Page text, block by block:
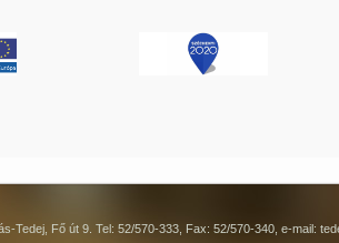
Tedej, Fő út 9. Tel: 52/570-333, Fax: 52/570-340, e-mail: